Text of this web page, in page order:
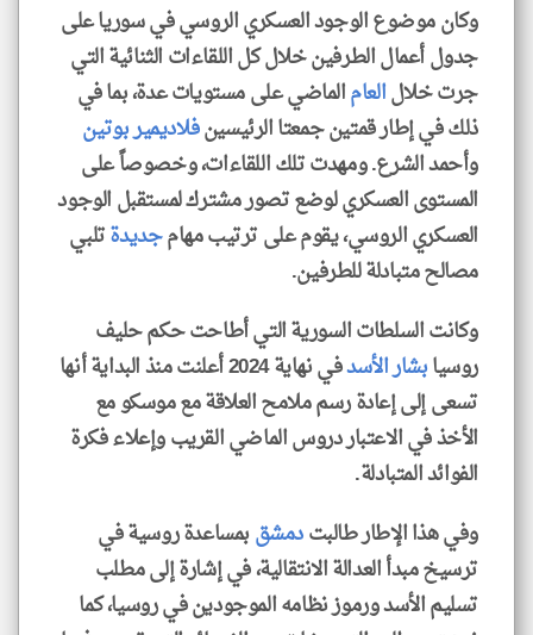
وكان موضوع الوجود العسكري الروسي في سوريا على
جدول أعمال الطرفين خلال كل اللقاءات الثنائية التي
جرت خلالالعامالماضي على مستويات عدة، بما في
ذلك في إطار قمتين جمعتا الرئيسينفلاديمير بوتين
وأحمد الشرع. ومهدت تلك اللقاءات، وخصوصاً على
المستوى العسكري لوضع تصور مشترك لمستقبل الوجود
العسكري الروسي، يقوم على ترتيب مهامجديدةتلبي
مصالح متبادلة للطرفين.
وكانت السلطات السورية التي أطاحت حكم حليف
روسيابشار الأسد
في نهاية 2024 أعلنت منذ البداية أنها
تسعى إلى إعادة رسم ملامح العلاقة مع موسكو مع
الأخذ في الاعتبار دروس الماضي القريب وإعلاء فكرة
الفوائد المتبادلة.
وفي هذا الإطار طالبتدمشقبمساعدة روسية في
ترسيخ مبدأ العدالة الانتقالية، في إشارة إلى مطلب
تسليم الأسد ورموز نظامه الموجودين في روسيا، كما